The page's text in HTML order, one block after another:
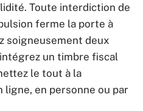
Toute interdiction de
ferme la porte à
soigneusement deux
un timbre fiscal
le tout à la
en personne ou par